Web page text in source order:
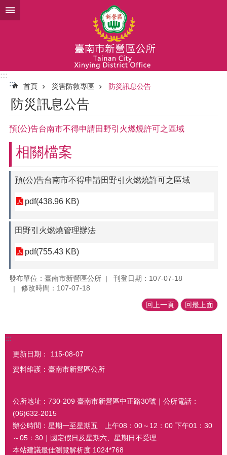
跳到主要內容區塊
:::
:::
首頁 災害防救專區 防災訊息公告
防災訊息公告
預(公)告台南市不得申請田野引火燃燒許可之區域
相關檔案
預(公)告台南市不得申請田野引火燃燒許可之區域
pdf(438.96 KB)
田野引火燃燒管理辦法
pdf(755.43 KB)
發布單位：臺南市新營區公所
刊登日期：107-07-18
修改時間：107-07-18
回上一頁 回最上面
:::
更新日期：
115-08-07
資料維護：臺南市新營區公所
公所地址：730-209 臺南市新營區中正路30號｜公所電話：
(06)632-2015
辦公時間：星期一至星期五 上午08：00～12：00 下午01：30
～05：30｜國定假日及星期六、星期日不受理
本站建議最佳瀏覽解析度 1024*768